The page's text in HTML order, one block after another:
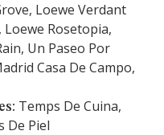
Loewe Verdant
Loewe Rosetopia,
Un Paseo Por
Casa De Campo,
Temps De Cuina,
De Piel